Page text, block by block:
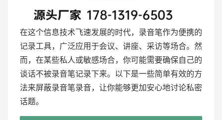
在这个信息技术飞速发展的时代，录音笔作为便携的
记录工具，广泛应用于会议、讲座、采访等场合。然
而，在某些私人或敏感场合，你可能需要确保自己的
谈话不被录音笔记录下来。以下是一些简单有效的方
法来屏蔽录音笔录音，让你能够更加安心地讨论私密
话题。